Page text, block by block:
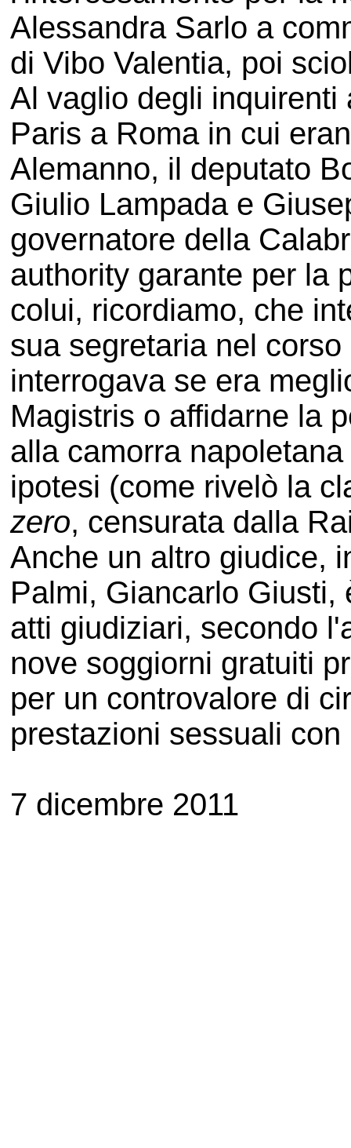
Alessandra Sarlo a
di Vibo Valentia, poi
Al vaglio degli
Paris a Roma in cui
Alemanno, il deputato
Giulio Lampada e
governatore della
authority garante per la
colui, ricordiamo, che
sua segretaria nel
interrogava se era
Magistris o affidarne la
alla camorra
ipotesi (come rivelò la
zero, censurata dalla
Anche un altro giudice,
Palmi, Giancarlo Giusti,
atti giudiziari, secondo
nove soggiorni gratuiti
per un controvalore di
prestazioni sessuali con
7 dicembre 2011